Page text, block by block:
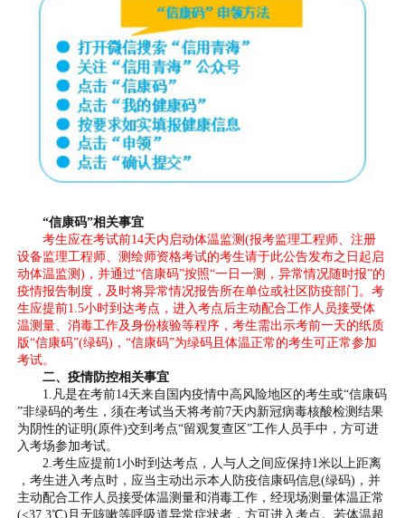
“信康码”相关事宜
考生应在考试前14天内启动体温监测(报考监理工程师、注册
设备监理工程师、测绘师资格考试的考生请于此公告发布之日起启
动体温监测)，并通过“信康码”按照“一日一测，异常情况随时报”的
疫情报告制度，及时将异常情况报告所在单位或社区防疫部门。考
生应提前1.5小时到达考点，进入考点后主动配合工作人员接受体
温测量、消毒工作及身份核验等程序，考生需出示考前一天的纸质
版“信康码”(绿码)，“信康码”为绿码且体温正常的考生可正常参加
考试。
二、疫情防控相关事宜
1.凡是在考前14天来自国内疫情中高风险地区的考生或“信康码
”非绿码的考生，须在考试当天将考前7天内新冠病毒核酸检测结果
为阴性的证明(原件)交到考点“留观复查区”工作人员手中，方可进
入考场参加考试。
2.考生应提前1小时到达考点，人与人之间应保持1米以上距离
，考生进入考点时，应当主动出示本人防疫信康码信息(绿码)，并
主动配合工作人员接受体温测量和消毒工作，经现场测量体温正常
(<37.3℃)且无咳嗽等呼吸道异常症状者，方可进入考点。若体温超